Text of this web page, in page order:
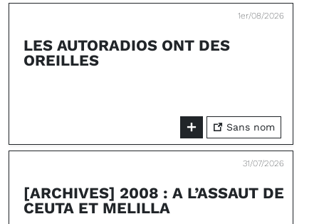
1er/08/2026
LES AUTORADIOS ONT DES
OREILLES
Sans nom
31/07/2026
[ARCHIVES] 2008 : A L’ASSAUT DE
CEUTA ET MELILLA